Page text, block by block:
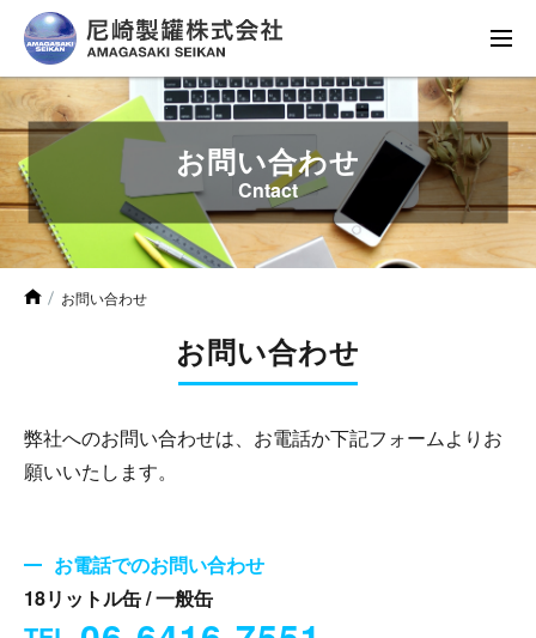
お問い合わせ
Cntact
お問い合わせ
お問い合わせ
弊社へのお問い合わせは、お電話か下記フォームよりお
願いいたします。
お電話でのお問い合わせ
18リットル缶 / 一般缶